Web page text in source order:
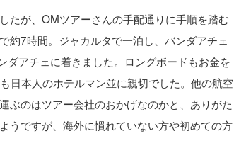
たが、OMツアーさんの手配通りに手順を踏む
約7時間。ジャカルタで一泊し、バンダアチェ
アチェに着きました。ロングボードもお金を
日本人のホテルマン並に親切でした。他の航空
ぶのはツアー会社のおかげなのかと、ありがた
うですが、海外に慣れていない方や初めての方